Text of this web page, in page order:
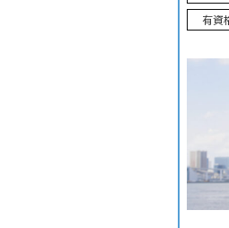
有資